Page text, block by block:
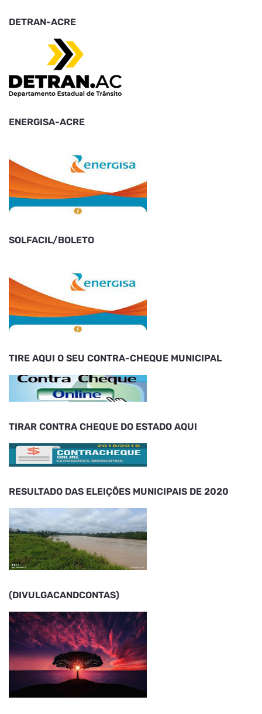
DETRAN-ACRE
ENERGISA-ACRE
SOLFACIL/BOLETO
TIRE AQUI O SEU CONTRA-CHEQUE MUNICIPAL
TIRAR CONTRA CHEQUE DO ESTADO AQUI
RESULTADO DAS ELEIÇÕES MUNICIPAIS DE 2020
(DIVULGACANDCONTAS)